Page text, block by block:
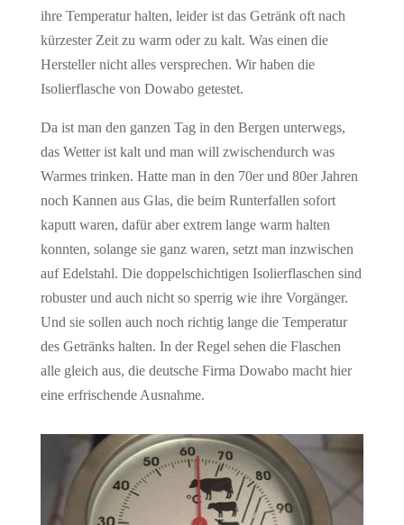
ihre Temperatur halten, leider ist das Getränk oft nach
kürzester Zeit zu warm oder zu kalt. Was einen die
Hersteller nicht alles versprechen. Wir haben die
Isolierflasche von Dowabo getestet.
Da ist man den ganzen Tag in den Bergen unterwegs,
das Wetter ist kalt und man will zwischendurch was
Warmes trinken. Hatte man in den 70er und 80er Jahren
noch Kannen aus Glas, die beim Runterfallen sofort
kaputt waren, dafür aber extrem lange warm halten
konnten, solange sie ganz waren, setzt man inzwischen
auf Edelstahl. Die doppelschichtigen Isolierflaschen sind
robuster und auch nicht so sperrig wie ihre Vorgänger.
Und sie sollen auch noch richtig lange die Temperatur
des Getränks halten. In der Regel sehen die Flaschen
alle gleich aus, die deutsche Firma Dowabo macht hier
eine erfrischende Ausnahme.